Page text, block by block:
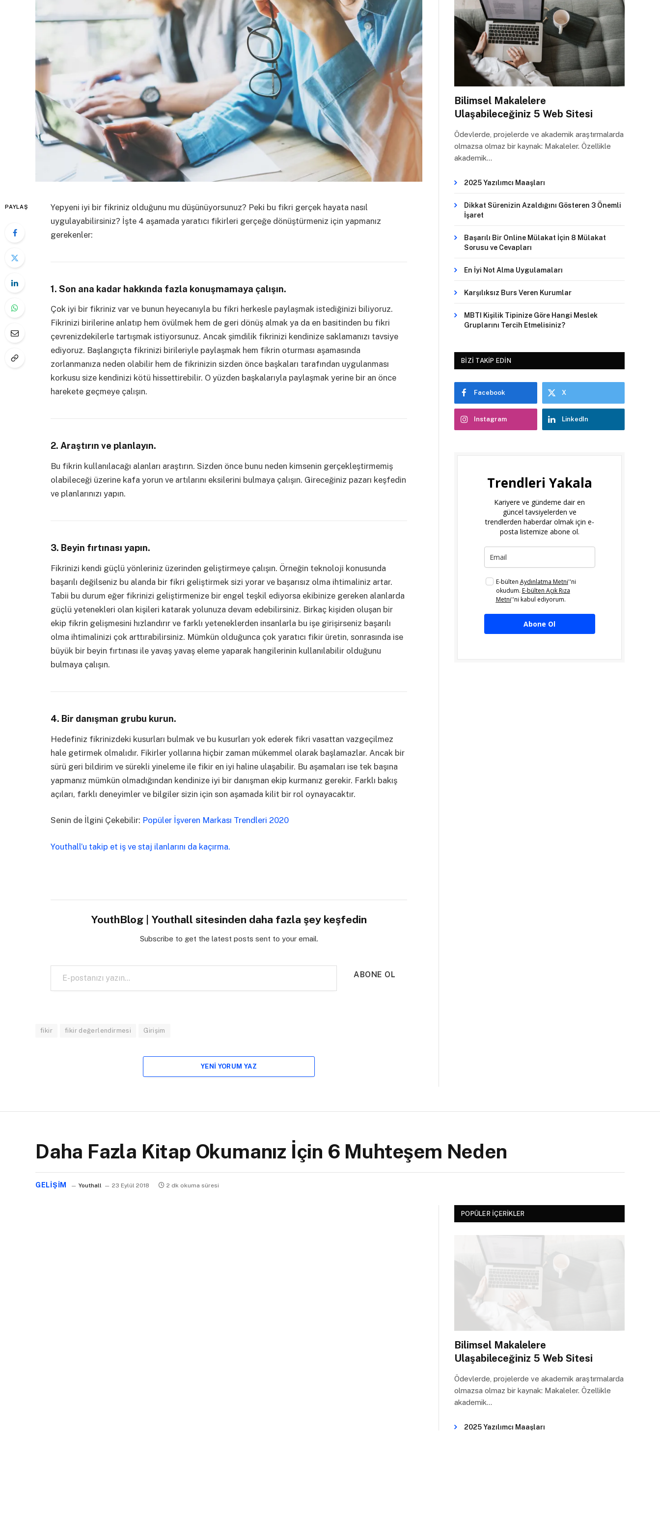
PAYLAŞ
Yepyeni iyi bir fikriniz olduğunu mu düşünüyorsunuz? Peki bu fikri gerçek hayata nasıl
uygulayabilirsiniz? İşte 4 aşamada yaratıcı fikirleri gerçeğe dönüştürmeniz için yapmanız
gerekenler:
1. Son ana kadar hakkında fazla konuşmamaya çalışın.
Çok iyi bir fikriniz var ve bunun heyecanıyla bu fikri herkesle paylaşmak istediğinizi biliyoruz.
Fikrinizi birilerine anlatıp hem övülmek hem de geri dönüş almak ya da en basitinden bu fikri
çevrenizdekilerle tartışmak istiyorsunuz. Ancak şimdilik fikrinizi kendinize saklamanızı tavsiye
ediyoruz. Başlangıçta fikrinizi birileriyle paylaşmak hem fikrin oturması aşamasında
zorlanmanıza neden olabilir hem de fikrinizin sizden önce başkaları tarafından uygulanması
korkusu size kendinizi kötü hissettirebilir. O yüzden başkalarıyla paylaşmak yerine bir an önce
harekete geçmeye çalışın.
2. Araştırın ve planlayın.
Bu fikrin kullanılacağı alanları araştırın. Sizden önce bunu neden kimsenin gerçekleştirmemiş
olabileceği üzerine kafa yorun ve artılarını eksilerini bulmaya çalışın. Gireceğiniz pazarı keşfedin
ve planlarınızı yapın.
3. Beyin fırtınası yapın.
Fikrinizi kendi güçlü yönleriniz üzerinden geliştirmeye çalışın. Örneğin teknoloji konusunda
başarılı değilseniz bu alanda bir fikri geliştirmek sizi yorar ve başarısız olma ihtimaliniz artar.
Tabii bu durum eğer fikrinizi geliştirmenize bir engel teşkil ediyorsa ekibinize gereken alanlarda
güçlü yetenekleri olan kişileri katarak yolunuza devam edebilirsiniz. Birkaç kişiden oluşan bir
ekip fikrin gelişmesini hızlandırır ve farklı yeteneklerden insanlarla bu işe girişirseniz başarılı
olma ihtimalinizi çok arttırabilirsiniz. Mümkün olduğunca çok yaratıcı fikir üretin, sonrasında ise
büyük bir beyin fırtınası ile yavaş yavaş eleme yaparak hangilerinin kullanılabilir olduğunu
bulmaya çalışın.
4. Bir danışman grubu kurun.
Hedefiniz fikrinizdeki kusurları bulmak ve bu kusurları yok ederek fikri vasattan vazgeçilmez
hale getirmek olmalıdır. Fikirler yollarına hiçbir zaman mükemmel olarak başlamazlar. Ancak bir
sürü geri bildirim ve sürekli yineleme ile fikir en iyi haline ulaşabilir. Bu aşamaları ise tek başına
yapmanız mümkün olmadığından kendinize iyi bir danışman ekip kurmanız gerekir. Farklı bakış
açıları, farklı deneyimler ve bilgiler sizin için son aşamada kilit bir rol oynayacaktır.
Senin de İlgini Çekebilir: Popüler İşveren Markası Trendleri 2020
Youthall’u takip et iş ve staj ilanlarını da kaçırma.
YouthBlog | Youthall sitesinden daha fazla şey keşfedin
Subscribe to get the latest posts sent to your email.
E-postanızı yazın…
ABONE OL
fikir fikir değerlendirmesi Girişim
YENI YORUM YAZ
Bilimsel Makalelere
Ulaşabileceğiniz 5 Web Sitesi
Ödevlerde, projelerde ve akademik araştırmalarda
olmazsa olmaz bir kaynak: Makaleler. Özellikle
akademik…
2025 Yazılımcı Maaşları
Dikkat Sürenizin Azaldığını Gösteren 3 Önemli
İşaret
Başarılı Bir Online Mülakat İçin 8 Mülakat
Sorusu ve Cevapları
En İyi Not Alma Uygulamaları
Karşılıksız Burs Veren Kurumlar
MBTI Kişilik Tipinize Göre Hangi Meslek
Gruplarını Tercih Etmelisiniz?
BIZI TAKIP EDIN
Facebook X
Instagram LinkedIn
Trendleri Yakala
Kariyere ve gündeme dair en
güncel tavsiyelerden ve
trendlerden haberdar olmak için e-
posta listemize abone ol.
E-bülten Aydınlatma Metni''ni
okudum. E-bülten Açık Rıza
Metni''ni kabul ediyorum.
Abone Ol
Daha Fazla Kitap Okumanız İçin 6 Muhteşem Neden
GELIŞIM Youthall 23 Eylül 2018 2 dk okuma süresi
POPÜLER İÇERIKLER
Bilimsel Makalelere
Ulaşabileceğiniz 5 Web Sitesi
Ödevlerde, projelerde ve akademik araştırmalarda
olmazsa olmaz bir kaynak: Makaleler. Özellikle
akademik…
2025 Yazılımcı Maaşları